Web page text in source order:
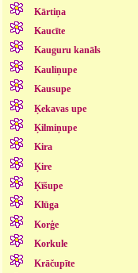
Kārtiņa
Kaucīte
Kauguru kanāls
Kauliņupe
Kausupe
Ķekavas upe
Ķilmiņupe
Kira
Ķire
Ķīšupe
Klūga
Korģe
Korkule
Krāčupīte